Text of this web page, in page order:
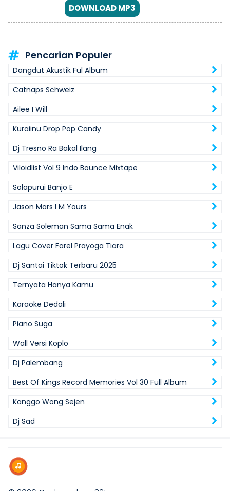
DOWNLOAD MP3
Pencarian Populer
Dangdut Akustik Ful Album
Catnaps Schweiz
Ailee I Will
Kuraiinu Drop Pop Candy
Dj Tresno Ra Bakal Ilang
Viloidlist Vol 9 Indo Bounce Mixtape
Solapurui Banjo E
Jason Mars I M Yours
Sanza Soleman Sama Sama Enak
Lagu Cover Farel Prayoga Tiara
Dj Santai Tiktok Terbaru 2025
Ternyata Hanya Kamu
Karaoke Dedali
Piano Suga
Wall Versi Koplo
Dj Palembang
Best Of Kings Record Memories Vol 30 Full Album
Kanggo Wong Sejen
Dj Sad